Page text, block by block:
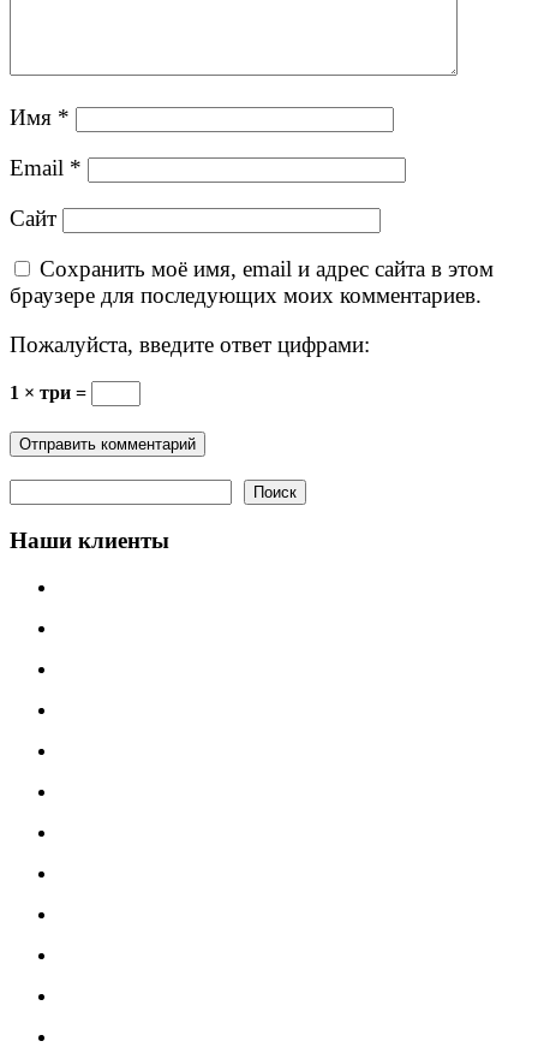
Имя *
Email *
Сайт
Сохранить моё имя, email и адрес сайта в этом
браузере для последующих моих комментариев.
Пожалуйста, введите ответ цифрами:
1 × три =
Поиск
Наши клиенты